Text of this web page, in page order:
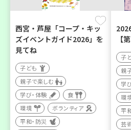
西宮・芦屋「コープ・キッ
ズイベントガイド2026」を
見てね
子ども
親子で楽しむ
学び・体験
食
環境
ボランティア
平和・防災
【
子
親
学
環
平
芸